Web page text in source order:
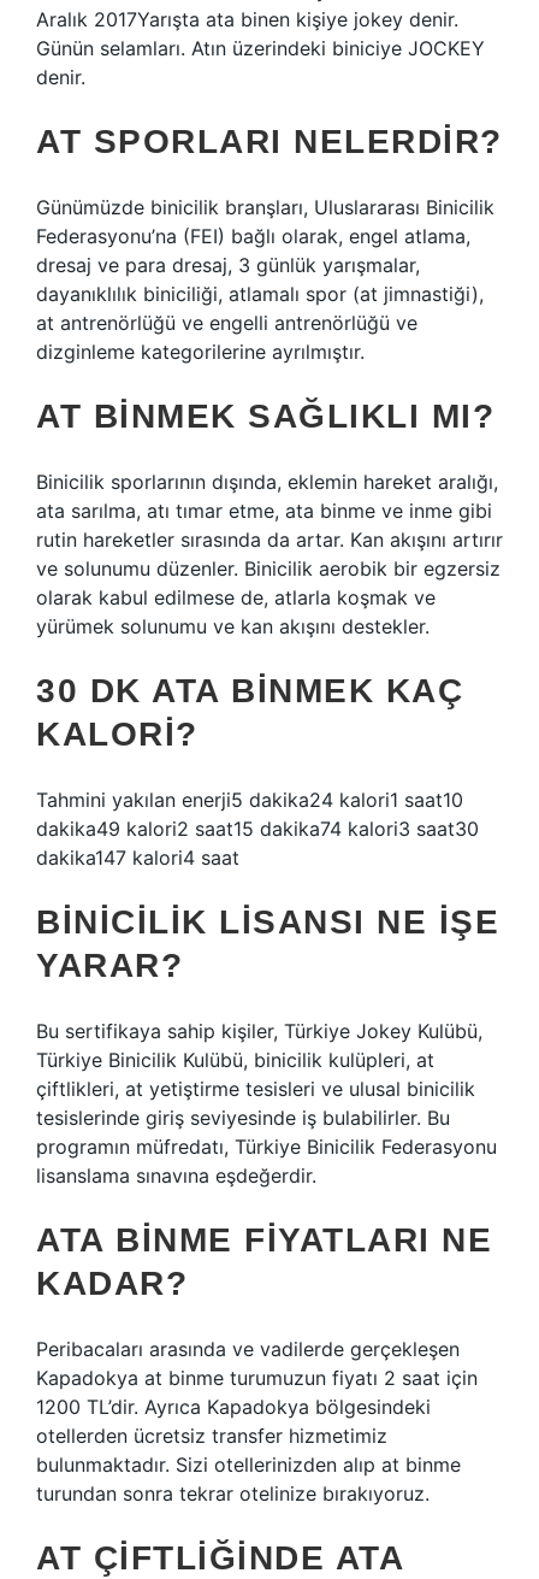
Aralık 2017Yarışta ata binen kişiye jokey denir.
Günün selamları. Atın üzerindeki biniciye JOCKEY
denir.
AT SPORLARI NELERDIR?
Günümüzde binicilik branşları, Uluslararası Binicilik
Federasyonu’na (FEI) bağlı olarak, engel atlama,
dresaj ve para dresaj, 3 günlük yarışmalar,
dayanıklılık biniciliği, atlamalı spor (at jimnastiği),
at antrenörlüğü ve engelli antrenörlüğü ve
dizginleme kategorilerine ayrılmıştır.
AT BINMEK SAĞLIKLI MI?
Binicilik sporlarının dışında, eklemin hareket aralığı,
ata sarılma, atı tımar etme, ata binme ve inme gibi
rutin hareketler sırasında da artar. Kan akışını artırır
ve solunumu düzenler. Binicilik aerobik bir egzersiz
olarak kabul edilmese de, atlarla koşmak ve
yürümek solunumu ve kan akışını destekler.
30 DK ATA BINMEK KAÇ
KALORI?
Tahmini yakılan enerji5 dakika24 kalori1 saat10
dakika49 kalori2 saat15 dakika74 kalori3 saat30
dakika147 kalori4 saat
BINICILIK LISANSI NE IŞE
YARAR?
Bu sertifikaya sahip kişiler, Türkiye Jokey Kulübü,
Türkiye Binicilik Kulübü, binicilik kulüpleri, at
çiftlikleri, at yetiştirme tesisleri ve ulusal binicilik
tesislerinde giriş seviyesinde iş bulabilirler. Bu
programın müfredatı, Türkiye Binicilik Federasyonu
lisanslama sınavına eşdeğerdir.
ATA BINME FIYATLARI NE
KADAR?
Peribacaları arasında ve vadilerde gerçekleşen
Kapadokya at binme turumuzun fiyatı 2 saat için
1200 TL’dir. Ayrıca Kapadokya bölgesindeki
otellerden ücretsiz transfer hizmetimiz
bulunmaktadır. Sizi otellerinizden alıp at binme
turundan sonra tekrar otelinize bırakıyoruz.
AT ÇIFTLIĞINDE ATA